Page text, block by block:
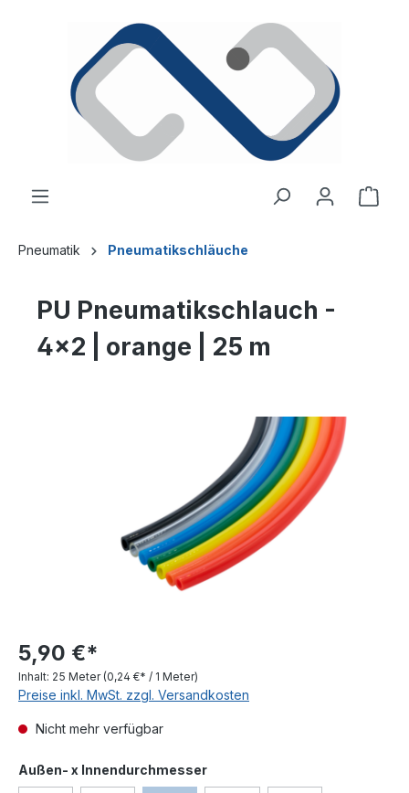
Pneumatik Pneumatikschläuche
PU Pneumatikschlauch -
4x2 | orange | 25 m
5,90 €*
Inhalt: 25 Meter (0,24 €* / 1 Meter)
Preise inkl. MwSt. zzgl. Versandkosten
Nicht mehr verfügbar
Außen- x Innendurchmesserauswählen